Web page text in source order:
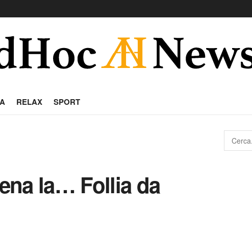
RELAX SPORT
la… Follia da